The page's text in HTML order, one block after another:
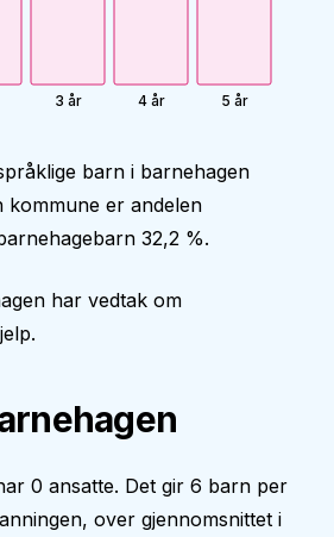
3 år 4 år 5 år
barn i barnehagen
kommune er andelen
32,2 %.
har vedtak om
0 ansatte. Det gir 6 barn per
over gjennomsnittet i